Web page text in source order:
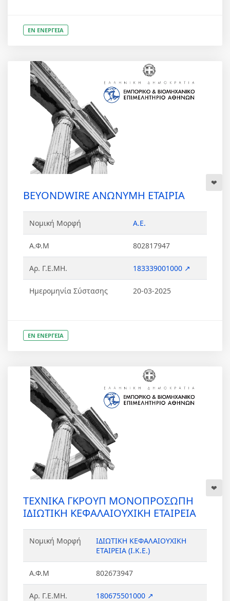
ΕΝ ΕΝΕΡΓΕΙΑ
BEYONDWIRE ΑΝΩΝΥΜΗ ΕΤΑΙΡΙΑ
Νομική Μορφή Α.Ε.
Α.Φ.Μ 802817947
Αρ. Γ.Ε.ΜΗ. 183339001000 ↗
Ημερομηνία Σύστασης 20-03-2025
ΕΝ ΕΝΕΡΓΕΙΑ
ΤΕΧΝΙΚΑ ΓΚΡΟΥΠ ΜΟΝΟΠΡΟΣΩΠΗ
ΙΔΙΩΤΙΚΗ ΚΕΦΑΛΑΙΟΥΧΙΚΗ ΕΤΑΙΡΕΙΑ
Νομική Μορφή
ΙΔΙΩΤΙΚΗ ΚΕΦΑΛΑΙΟΥΧΙΚΗ
ΕΤΑΙΡΕΙΑ (Ι.Κ.Ε.)
Α.Φ.Μ 802673947
Αρ. Γ.Ε.ΜΗ. 180675501000 ↗